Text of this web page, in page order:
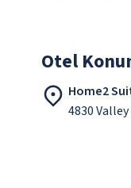
Otel
Home2
4830